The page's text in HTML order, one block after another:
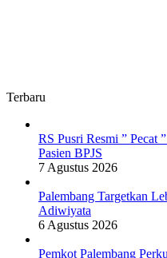
Terbaru
RS Pusri Resmi ” Pecat
Pasien BPJS
7 Agustus 2026
Palembang Targetkan
Adiwiyata
6 Agustus 2026
Pemkot Palembang